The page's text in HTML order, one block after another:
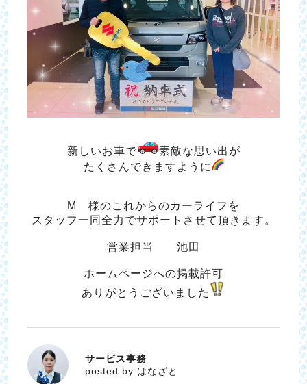
新しいお車で
素敵な思い出が
たくさんできますように
M 様のこれからのカーライフを
スタッフ一同全力でサポートさせて頂きます。
営業担当 池田
ホームページへの掲載許可
ありがとうございました
はなざと
サービス事務
posted by はなざと